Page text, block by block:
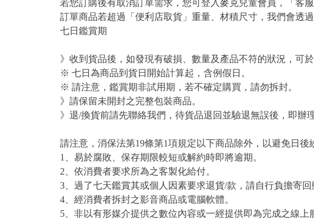
若您訂購後有取消訂單需求，您可登入麥克兒童會員，「客
訂單商品若超過「便利店取貨」重量、材積尺寸，我們會透
七日鑑賞期
》收到貨品後，如發現有破損、數量及產品不符的狀況，可
※ 七日為商品到貨日開始計算起，含例假日。
※ 請注意，鑑賞期非試用期，若不確定購買，請勿拆封。
》請保留未開封之完整包裝商品。
》退/換貨前請先聯絡我們，待貨品退回並驗退無誤後，即辦
請注意，消保法第19條第1項規定以下商品除外，以避免日後
1、易於腐敗、保存期限較短或解約時即將逾期。
2、依消費者要求所為之客製化給付。
3、過了七天鑑賞其或個人因素要求退貨/款，請自行負擔寄回
4、經消費者拆封之影音商品或電腦軟體。
5、非以有形媒介提供之數位內容或一經提供即為完成之線上